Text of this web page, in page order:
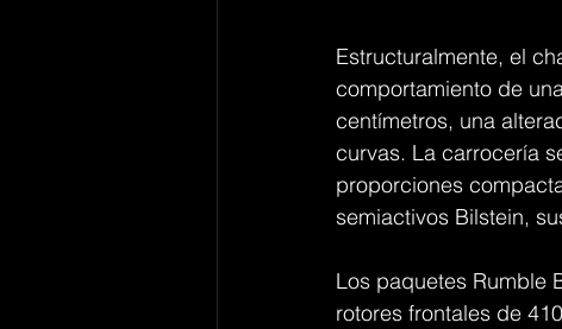
Estructuralmente, el
comportamiento de
centímetros, una
curvas. La carrocería
proporciones
semiactivos Bilstein,
Los paquetes Rumble
rotores frontales de